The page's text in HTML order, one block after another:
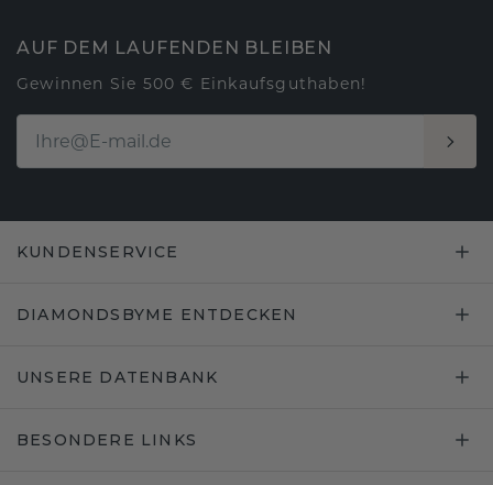
AUF DEM LAUFENDEN BLEIBEN
Gewinnen Sie 500 € Einkaufsguthaben!
KUNDENSERVICE
DIAMONDSBYME ENTDECKEN
UNSERE DATENBANK
BESONDERE LINKS